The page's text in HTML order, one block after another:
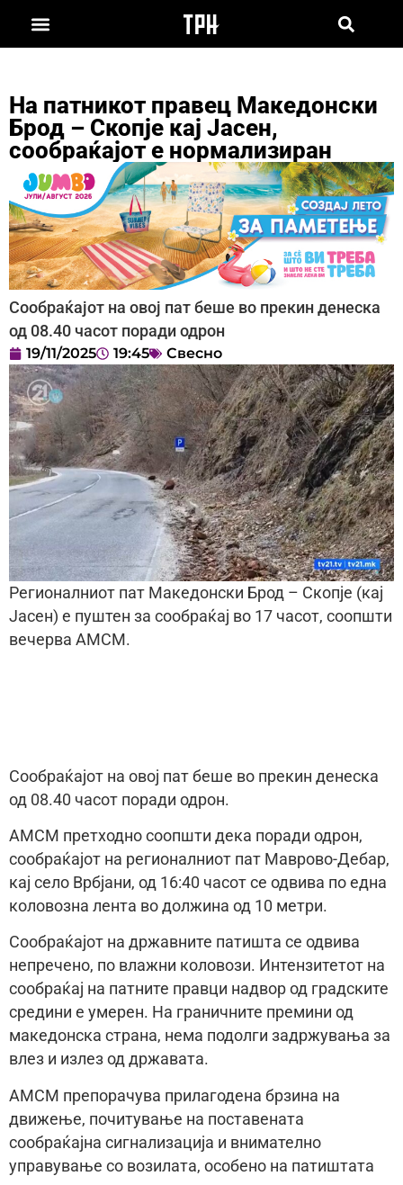
На патникот правец Македонски
Брод – Скопје кај Јасен,
сообраќајот е нормализиран
Сообраќајот на овој пат беше во прекин денеска
од 08.40 часот поради одрон
19/11/2025 19:45 Свесно
Регионалниот пат Македонски Брод – Скопје (кај
Јасен) е пуштен за сообраќај во 17 часот, соопшти
вечерва АМСМ.
Сообраќајот на овој пат беше во прекин денеска
од 08.40 часот поради одрон.
АМСМ претходно соопшти дека поради одрон,
сообраќајот на регионалниот пат Маврово-Дебар,
кај село Врбјани, од 16:40 часот се одвива по една
коловозна лента во должина од 10 метри.
Сообраќајот на државните патишта се одвива
непречено, по влажни коловози. Интензитетот на
сообраќај на патните правци надвор од градските
средини е умерен. На граничните премини од
македонска страна, нема подолги задржувања за
влез и излез од државата.
АМСМ препорачува прилагодена брзина на
движење, почитување на поставената
сообраќајна сигнализација и внимателно
управување со возилата, особено на патиштата